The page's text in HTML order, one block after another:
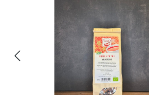
Bildergalerie überspringen